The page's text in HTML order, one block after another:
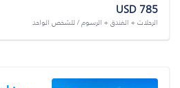
USD 785
الرحلات + الفندق + الرسوم / للشخص الواحد